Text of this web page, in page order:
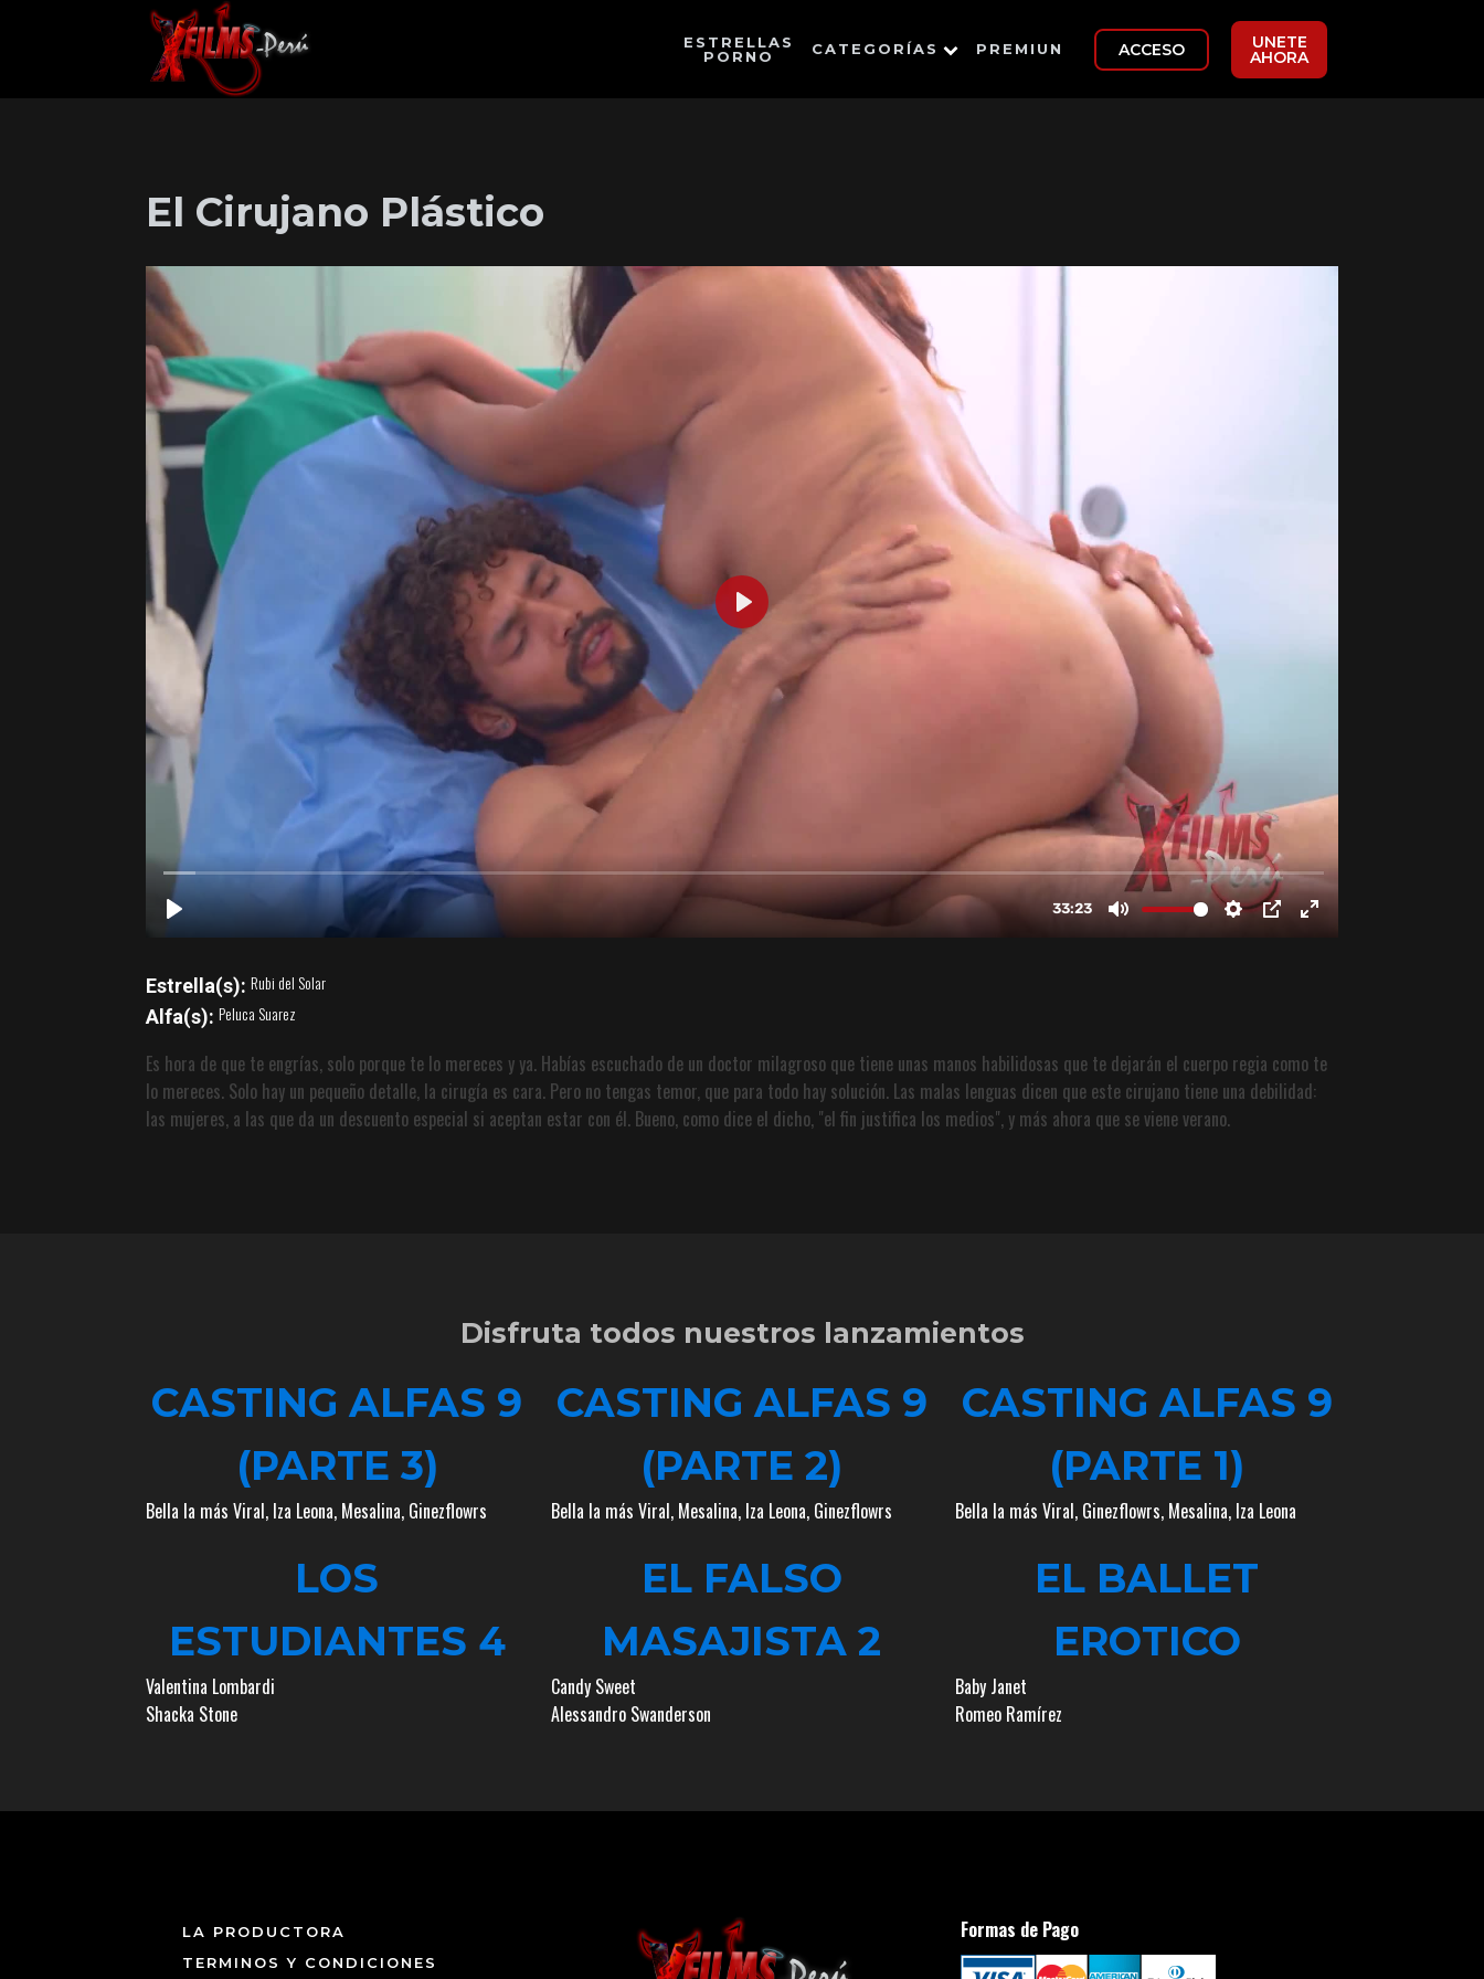
ESTRELLAS
PORNO
CATEGORÍAS PREMIUN ACCESO UNETE
AHORA
El Cirujano Plástico
Estrella(s): Rubi del Solar
Alfa(s): Peluca Suarez
Es hora de que te engrías, solo porque te lo mereces y ya. Habías escuchado de un doctor milagroso que tiene unas manos habilidosas que te dejarán el cuerpo regia como te
lo mereces. Solo hay un pequeño detalle, la cirugía es cara. Pero no tengas temor, que para todo hay solución. Las malas lenguas dicen que este cirujano tiene una debilidad:
las mujeres, a las que da un descuento especial si aceptan estar con él. Bueno, como dice el dicho, "el fin justifica los medios", y más ahora que se viene verano.
Disfruta todos nuestros lanzamientos
CASTING ALFAS 9
(PARTE 3)
Bella la más Viral, Iza Leona, Mesalina, Ginezflowrs
CASTING ALFAS 9
(PARTE 2)
Bella la más Viral, Mesalina, Iza Leona, Ginezflowrs
CASTING ALFAS 9
(PARTE 1)
Bella la más Viral, Ginezflowrs, Mesalina, Iza Leona
LOS
ESTUDIANTES 4
Valentina Lombardi
Shacka Stone
EL FALSO
MASAJISTA 2
Candy Sweet
Alessandro Swanderson
EL BALLET
EROTICO
Baby Janet
Romeo Ramírez
LA PRODUCTORA
TERMINOS Y CONDICIONES
Formas de Pago